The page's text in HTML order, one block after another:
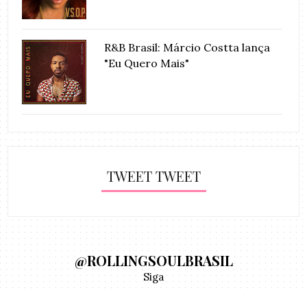
R&B Brasil: Márcio Costta lança
"Eu Quero Mais"
TWEET TWEET
@ROLLINGSOULBRASIL
Siga